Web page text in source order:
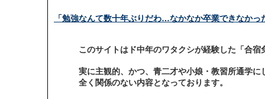
「勉強なんて数十年ぶりだわ…なかなか卒業できなか
このサイトはド中年のワタクシが経験した「合
実に主観的、かつ、青二才や小娘・教習所通学
全く関係のない内容となっております。